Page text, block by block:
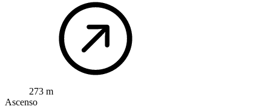
273 m
Ascenso